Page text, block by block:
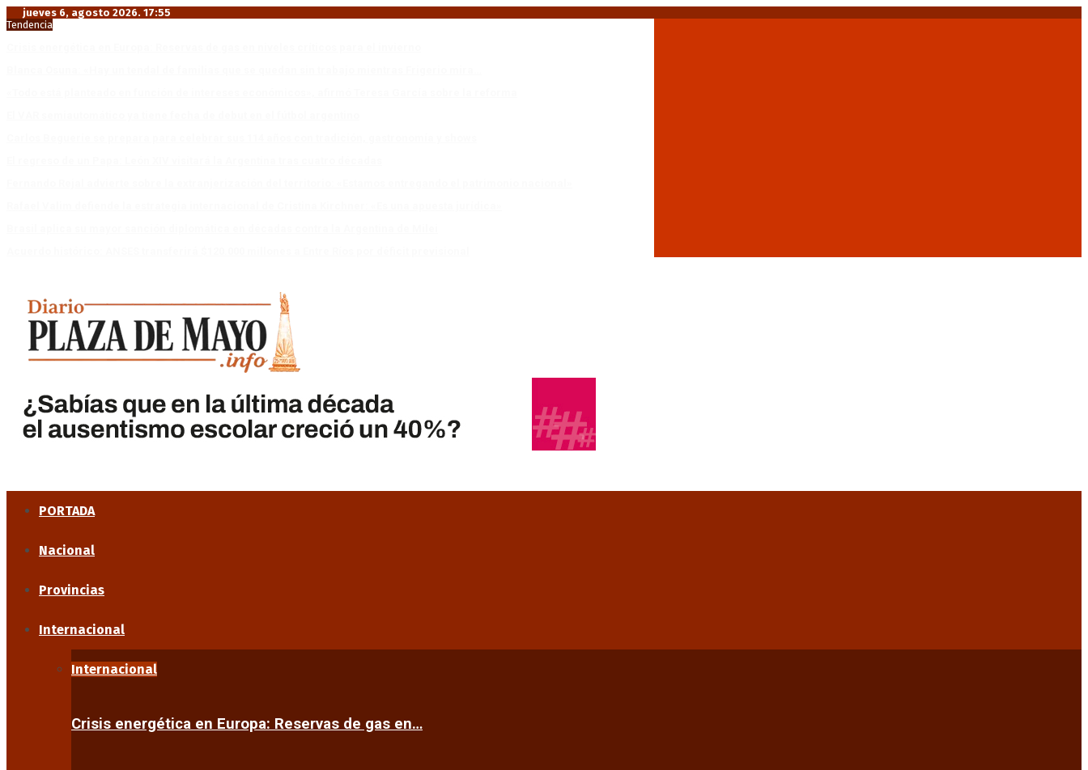
jueves 6, agosto 2026. 17:55
Tendencia
PORTADA
Nacional
Provincias
Internacional
Internacional
Crisis energética en Europa: Reservas de gas en…